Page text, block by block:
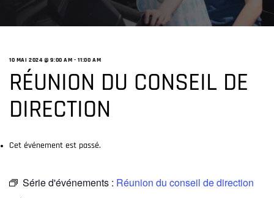
10 MAI 2024 @ 9:00 AM -11:00 AM
RÉUNION DU CONSEIL DE
DIRECTION
Cet événement est passé.
Série d'événements : Réunion du conseil de direction